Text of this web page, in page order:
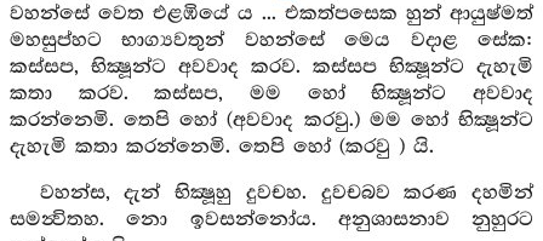
වහන්සේ වෙත එළඹියේ ය ... එකත්පසෙක හුන් ආයුෂ්මත්
මහසුප්හට භාග්‍යවතුන් වහන්සේ මෙය වදාළ සේක:
කස්සප, භික්‍ෂූන්ට අවවාද කරව. කස්සප භික්‍ෂූන්ට දැහැමි
කතා කරව. කස්සප, මම හෝ භික්‍ෂූන්ට අවවාද
කරන්නෙමි. තෙපි හෝ (අවවාද කරවු.) මම හෝ භික්‍ෂූන්ට
දැහැමි කතා කරන්නෙමි. තෙපි හෝ (කරවු ) යි.
වහන්ස, දැන් භික්‍ෂූහු දුවචහ. දුවචබව කරණ දහමින්
සමන්‍විතහ. නො ඉවසන්නෝය. අනුශාසනාව නුහුරට